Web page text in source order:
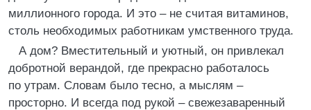
миллионного города. И это – не считая витаминов,
столь необходимых работникам умственного труда.
А дом? Вместительный и уютный, он привлекал
добротной верандой, где прекрасно работалось
по утрам. Словам было тесно, а мыслям –
просторно. И всегда под рукой – свежезаваренный